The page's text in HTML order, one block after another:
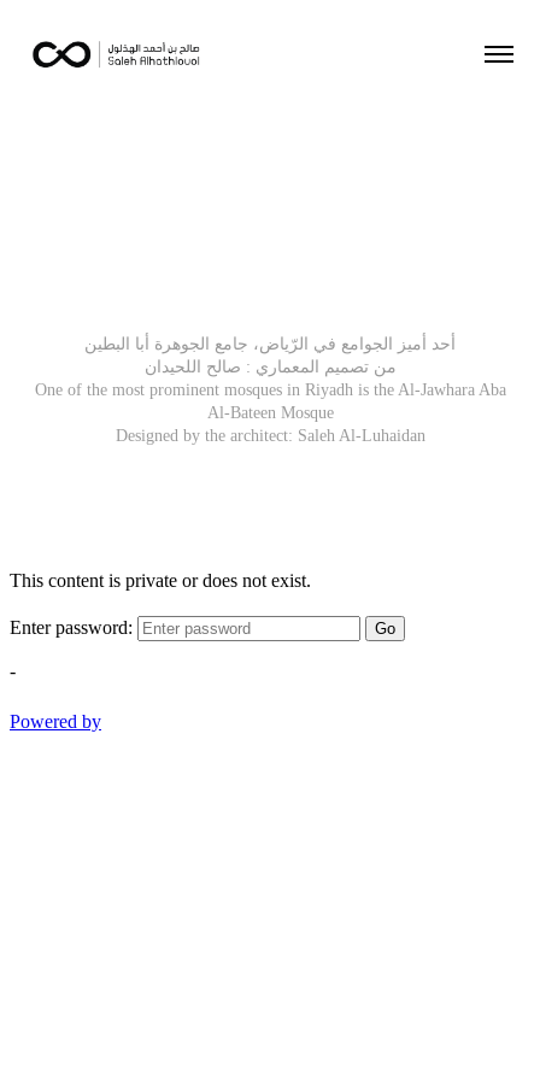
أحد أميز الجوامع في الرّياض، جامع الجوهرة أبا البطين
من تصميم المعماري : صالح اللحيدان
One of the most prominent mosques in Riyadh is the Al-Jawhara Aba
Al-Bateen Mosque
Designed by the architect: Saleh Al-Luhaidan